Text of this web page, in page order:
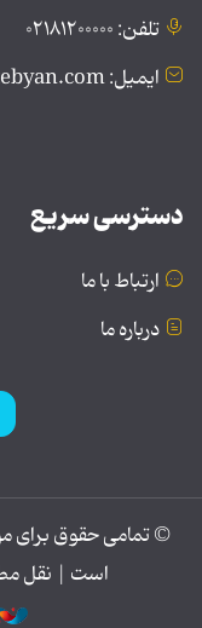
تلفن: ۰۲۱۸۱۲۰۰۰۰۰
ایمیل: public@tebyan.com
دسترسی سریع
ارتباط با ما
درباره ما
© تمامی حقوق برای
است | نقل